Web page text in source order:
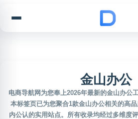
金山办公
电商导航网为您奉上2026年最新的金山办公
本标签页已为您聚合1款金山办公相关的高
内公认的实用站点。所有收录均经过多维度